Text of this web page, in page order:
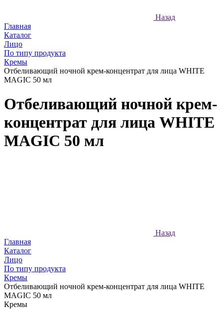
Назад
Главная
Каталог
Лицо
По типу продукта
Кремы
Отбеливающий ночной крем-концентрат для лица WHITE
MAGIC 50 мл
Отбеливающий ночной крем-
концентрат для лица WHITE
MAGIC 50 мл
Назад
Главная
Каталог
Лицо
По типу продукта
Кремы
Отбеливающий ночной крем-концентрат для лица WHITE
MAGIC 50 мл
Кремы